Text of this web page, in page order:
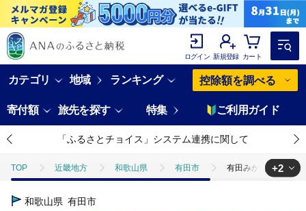
ログイン 新規登録 カート
カテゴリ 地域 ランキング 控除額を調べる
寄付額 旅先を探す 特集 ご利用ガイド
「ふるさとチョイス」システム連携に関して
TOP 近畿地方 和歌山県 有田市 有田みかん「風のし
TOP
+2
和歌山県 有田市